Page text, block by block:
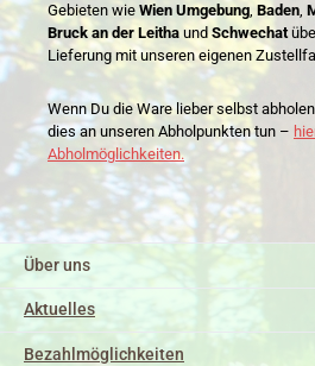
Gebieten wie Wien Umgebung, Baden,
Bruck an der Leitha und Schwechat
Lieferung mit unseren eigenen
Wenn Du die Ware lieber selbst
dies an unseren Abholpunkten tun –
Abholmöglichkeiten.
Über uns
Aktuelles
Bezahlmöglichkeiten